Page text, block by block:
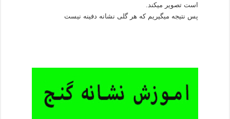
است تصویر میکند.
پس نتیجه میگیریم که هر گلی نشانه دفینه نیست